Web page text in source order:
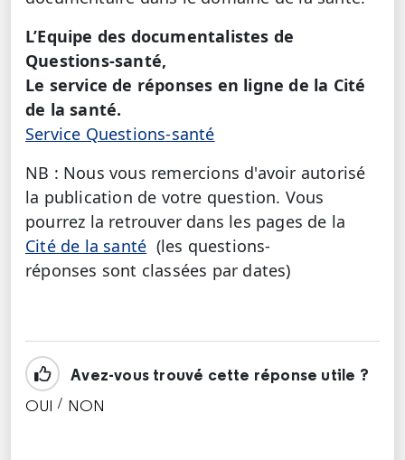
L’Equipe des documentalistes de
Questions-santé,
Le service de réponses en ligne de la Cité
de la santé.
Service Questions-santé
NB : Nous vous remercions d'avoir autorisé
la publication de votre question. Vous
pourrez la retrouver dans les pages de la
Cité de la santé (les questions-
réponses sont classées par dates)
Avez-vous trouvé cette réponse utile ?
OUI / NON